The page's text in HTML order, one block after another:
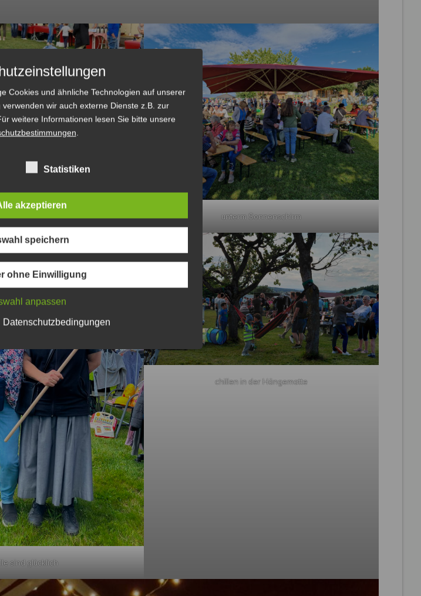
unterm Sonnenschirm
sind glücklich
chillen in der Hängematte
Cookies und ähnliche Technologien auf unserer
wir auch externe Dienste z.B. zur
weitere Informationen lesen Sie bitte unsere
.
Statistiken
akzeptieren
speichern
ohne Einwilligung
anpassen
Datenschutzbedingungen